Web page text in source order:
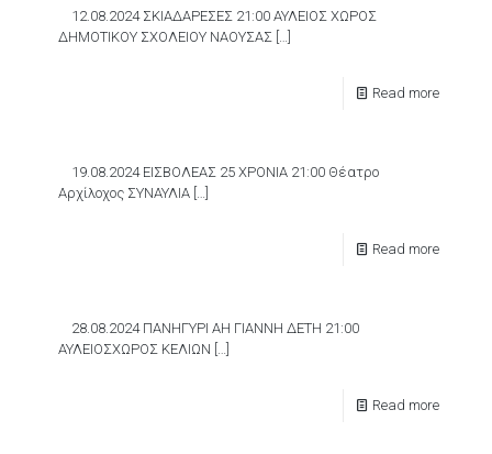
12.08.2024 ΣΚΙΑΔΑΡΕΣΕΣ 21:00 ΑΥΛΕΙΟΣ ΧΩΡΟΣ
ΔΗΜΟΤΙΚΟΥ ΣΧΟΛΕΙΟΥ ΝΑΟΥΣΑΣ […]
Read more
19.08.2024 ΕΙΣΒΟΛΕΑΣ 25 ΧΡΟΝΙΑ 21:00 Θέατρο
Αρχίλοχος ΣΥΝΑΥΛΙΑ […]
Read more
28.08.2024 ΠΑΝΗΓΥΡΙ ΑΗ ΓΙΑΝΝΗ ΔΕΤΗ 21:00
ΑΥΛΕΙΟΣΧΩΡΟΣ ΚΕΛΙΩΝ […]
Read more